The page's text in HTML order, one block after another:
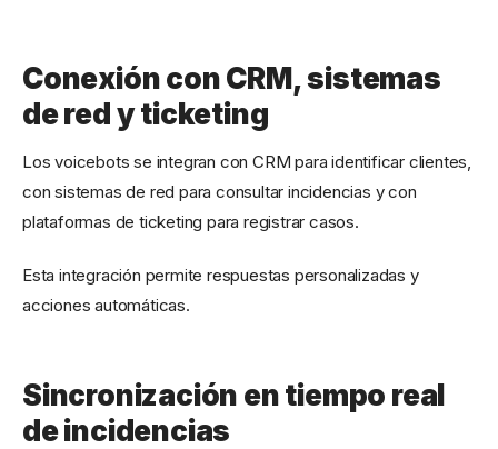
Conexión con CRM, sistemas
de red y ticketing
Los voicebots se integran con CRM para identificar clientes,
con sistemas de red para consultar incidencias y con
plataformas de ticketing para registrar casos.
Esta integración permite respuestas personalizadas y
acciones automáticas.
Sincronización en tiempo real
de incidencias